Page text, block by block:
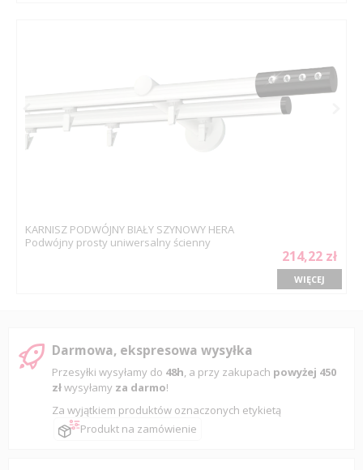
KARNISZ PODWÓJNY BIAŁY SZYNOWY HERA
Podwójny prosty uniwersalny ścienny
214,22 zł
WIĘCEJ
Darmowa, ekspresowa wysyłka
Przesyłki wysyłamy do 48h, a przy zakupach powyżej 450
złwysyłamy za darmo!
Za wyjątkiem produktów oznaczonych etykietą
Produkt na zamówienie